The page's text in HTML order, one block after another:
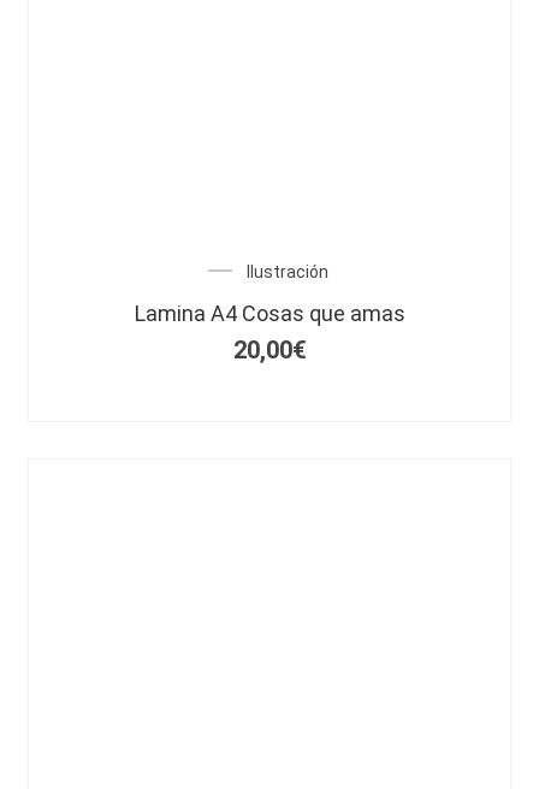
Ilustración
Lamina A4 Cosas que amas
20,00€